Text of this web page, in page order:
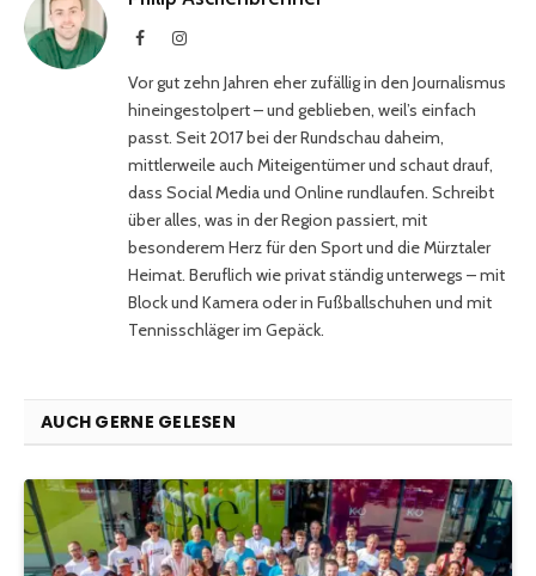
FacebookInstagram
Vor gut zehn Jahren eher zufällig in den Journalismus
hineingestolpert – und geblieben, weil’s einfach
passt. Seit 2017 bei der Rundschau daheim,
mittlerweile auch Miteigentümer und schaut drauf,
dass Social Media und Online rundlaufen. Schreibt
über alles, was in der Region passiert, mit
besonderem Herz für den Sport und die Mürztaler
Heimat. Beruflich wie privat ständig unterwegs – mit
Block und Kamera oder in Fußballschuhen und mit
Tennisschläger im Gepäck.
AUCH GERNE GELESEN